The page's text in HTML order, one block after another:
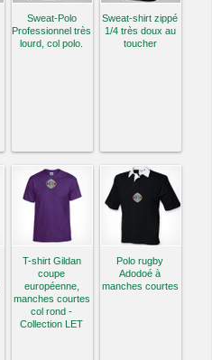
Sweat-Polo
Professionnel très
lourd, col polo.
Sweat-shirt zippé
1/4 très doux au
toucher
T-shirt Gildan
coupe
européenne,
manches courtes
col rond -
Collection LET
Polo rugby
Adodoé à
manches courtes